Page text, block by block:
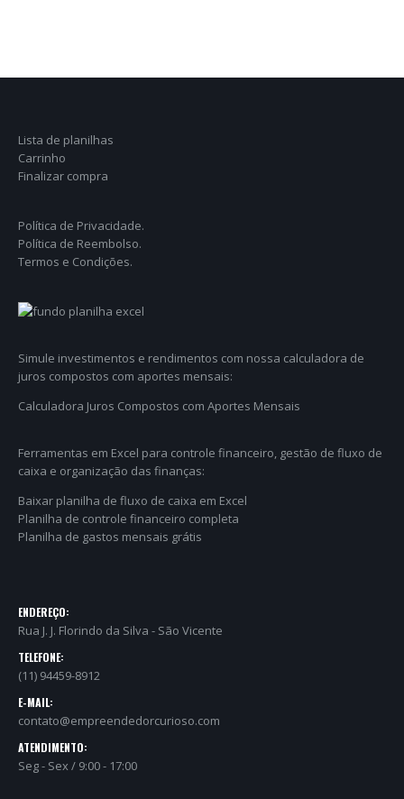
Lista de planilhas
Carrinho
Finalizar compra
Política de Privacidade.
Política de Reembolso.
Termos e Condições.
Simule investimentos e rendimentos com nossa calculadora de
juros compostos com aportes mensais:
Calculadora Juros Compostos com Aportes Mensais
Ferramentas em Excel para controle financeiro, gestão de fluxo de
caixa e organização das finanças:
Baixar planilha de fluxo de caixa em Excel
Planilha de controle financeiro completa
Planilha de gastos mensais grátis
ENDEREÇO:
Rua J. J. Florindo da Silva - São Vicente
TELEFONE:
(11) 94459-8912
E-MAIL:
contato@empreendedorcurioso.com
ATENDIMENTO:
Seg - Sex / 9:00 - 17:00